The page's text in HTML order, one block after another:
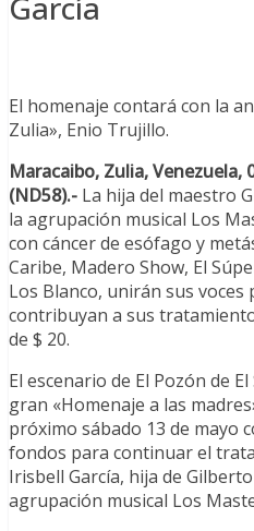
El homenaje contará con la
Zulia», Enio Trujillo.
Maracaibo, Zulia, Venezuela,
(ND58).- La hija del maestro
la agrupación musical Los
con cáncer de esófago y
Caribe, Madero Show, El
Los Blanco, unirán sus
contribuyan a sus
de $ 20.
El escenario de El Pozón de
gran «Homenaje a las
próximo sábado 13 de mayo
fondos para continuar el
Irisbell García, hija de
agrupación musical Los